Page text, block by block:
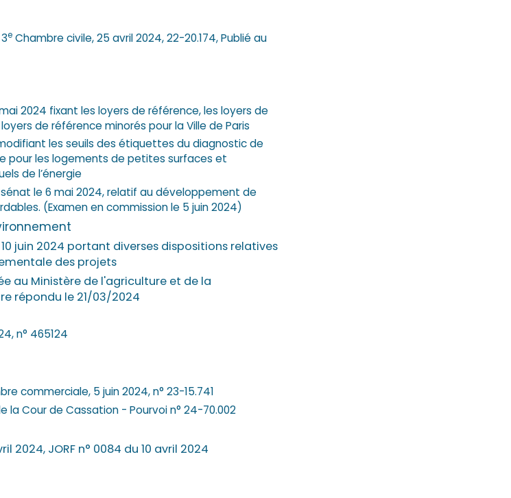
e Chambre civile, 25 avril 2024, 22-20.174, Publié au
2024 fixant les loyers de référence, les loyers de
de référence minorés pour la Ville de Paris
les seuils des étiquettes du diagnostic de
pour les logements de petites surfaces et
de l’énergie
le 6 mai 2024, relatif au développement de
(Examen en commission le 5 juin 2024)
juin 2024 portant diverses dispositions relatives
des projets
au Ministère de l'agriculture et de la
répondu le 21/03/2024
n° 465124
commerciale, 5 juin 2024, n° 23-15.741
la Cour de Cassation - Pourvoi n° 24-70.002
2024, JORF n° 0084 du 10 avril 2024